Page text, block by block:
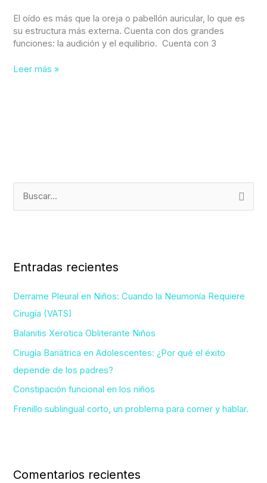
El oído es más que la oreja o pabellón auricular, lo que es
su estructura más externa. Cuenta con dos grandes
funciones: la audición y el equilibrio. Cuenta con 3
Leer más »
a
p
o
r
:
Entradas recientes
Derrame Pleural en Niños: Cuando la Neumonía Requiere
Cirugía (VATS)
Balanitis Xerotica Obliterante Niños
Cirugía Bariátrica en Adolescentes: ¿Por qué el éxito
depende de los padres?
Constipación funcional en los niños
Frenillo sublingual corto, un problema para comer y hablar.
Comentarios recientes